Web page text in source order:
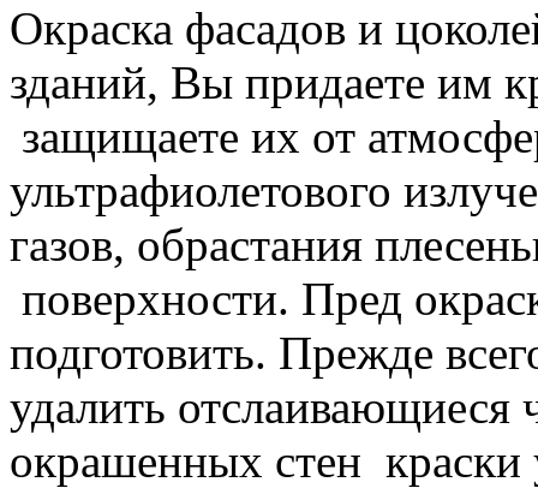
Окраска фасадов и
зданий, Вы придаете им
защищаете их от
ультрафиолетового
газов, обрастания
поверхности. Пред
подготовить. Прежде
удалить отслаивающиеся
окрашенных стен